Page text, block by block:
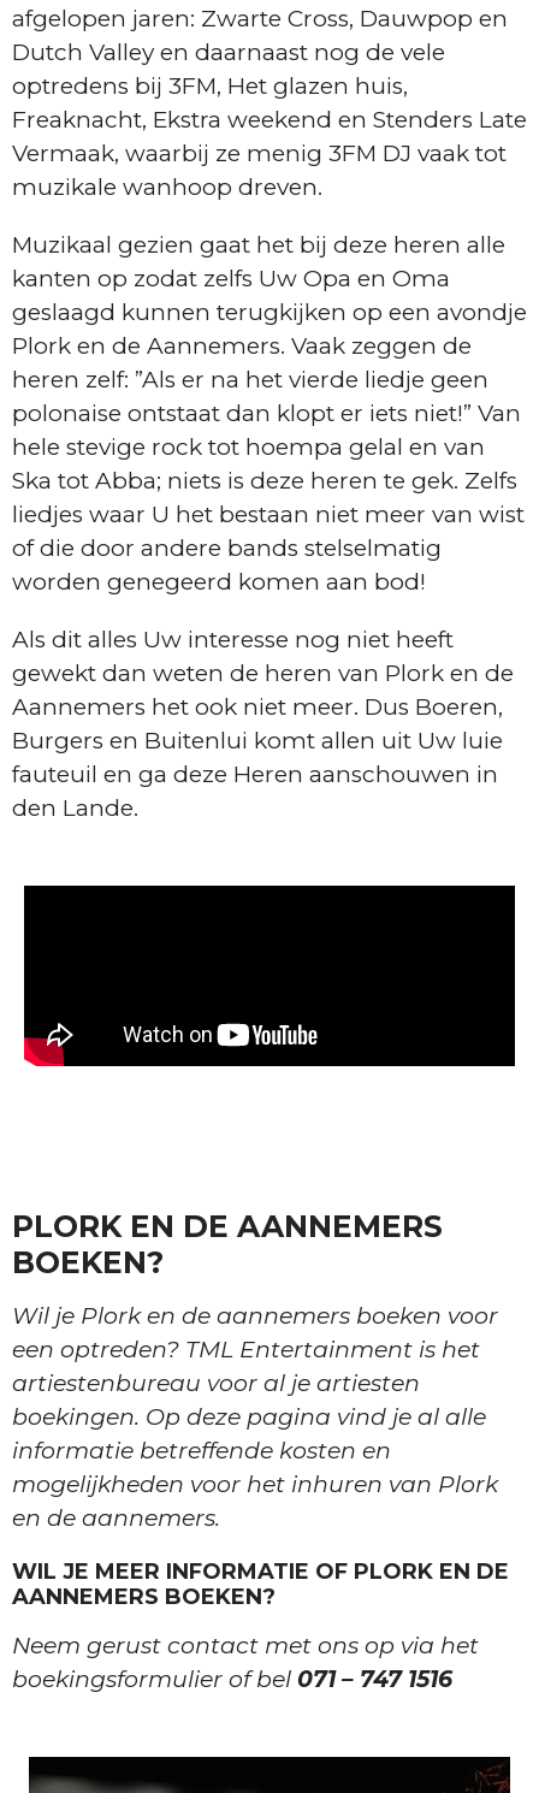
afgelopen jaren: Zwarte Cross, Dauwpop en
Dutch Valley en daarnaast nog de vele
optredens bij 3FM, Het glazen huis,
Freaknacht, Ekstra weekend en Stenders Late
Vermaak, waarbij ze menig 3FM DJ vaak tot
muzikale wanhoop dreven.
Muzikaal gezien gaat het bij deze heren alle
kanten op zodat zelfs Uw Opa en Oma
geslaagd kunnen terugkijken op een avondje
Plork en de Aannemers. Vaak zeggen de
heren zelf: ”Als er na het vierde liedje geen
polonaise ontstaat dan klopt er iets niet!” Van
hele stevige rock tot hoempa gelal en van
Ska tot Abba; niets is deze heren te gek. Zelfs
liedjes waar U het bestaan niet meer van wist
of die door andere bands stelselmatig
worden genegeerd komen aan bod!
Als dit alles Uw interesse nog niet heeft
gewekt dan weten de heren van Plork en de
Aannemers het ook niet meer. Dus Boeren,
Burgers en Buitenlui komt allen uit Uw luie
fauteuil en ga deze Heren aanschouwen in
den Lande.
PLORK EN DE AANNEMERS
BOEKEN?
Wil je Plork en de aannemers boeken voor
een optreden? TML Entertainment is het
artiestenbureau voor al je artiesten
boekingen. Op deze pagina vind je al alle
informatie betreffende kosten en
mogelijkheden voor het inhuren van Plork
en de aannemers.
WIL JE MEER INFORMATIE OF PLORK EN DE
AANNEMERS BOEKEN?
Neem gerust contact met ons op via het
boekingsformulier of bel 071 – 747 1516